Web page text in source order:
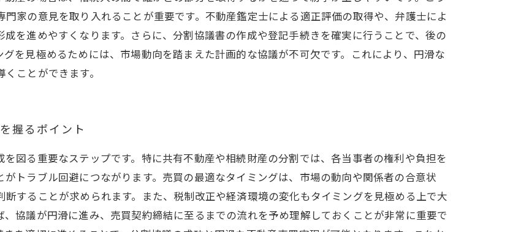
家の意見を取り入れることが重要です。不動産鑑定士による適正評価の取得や、弁護士によ
を進めやすくなります。さらに、分割協議書の作成や登記手続きを確実に行うことで、後の
を見極めるためには、市場動向を踏まえた計画的な協議が不可欠です。これにより、円滑な
ことができます。
握るポイント
図る重要なステップです。特に共有不動産や相続財産の分割では、各当事者の権利や負担を
トラブル回避につながります。売買の最適なタイミングは、市場の動向や関係者の合意状
することが求められます。また、税制改正や経済環境の変化もタイミングを見極める上で大
協議が円滑に進み、売買契約締結に至るまでの流れを予め理解しておくことが非常に重要で